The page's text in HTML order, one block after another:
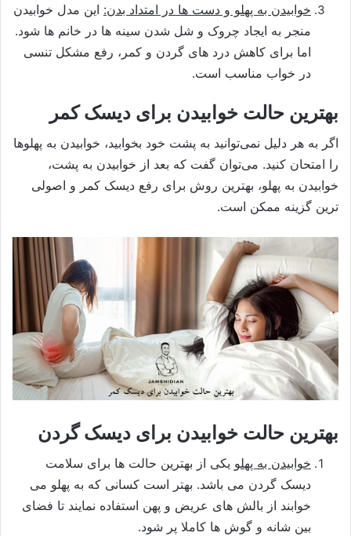
خوابیدن به پهلو و دست ها در امتداد بدن: این مدل خوابیدن
منجر به ایجاد چروک و شل شدن سینه ها در خانم ها شود.
اما برای کاهش درد های گردن و کمر، رفع مشکل تنسی
در خواب مناسب است.
بهترین حالت خوابیدن برای دیسک کمر
اگر به هر دلیل نمی‌توانید به پشت خود بخوابید، خوابیدن به پهلوها
را امتحان کنید. می‌توان گفت که بعد از خوابیدن به پشت،
خوابیدن به پهلو، بهترین روش برای رفع دیسک کمر و اصولی
ترین گزینه ممکن است.
بهترین حالت خوابیدن برای دیسک گردن
خوابیدن به پهلو یکی از بهترین حالت ها برای سلامت
دیسک گردن می باشد. بهتر است کسانی که به پهلو می
خوابند از بالش های عریض و پهن استفاده نمایند تا فضای
بین شانه و گوش ها کاملا پر شود.